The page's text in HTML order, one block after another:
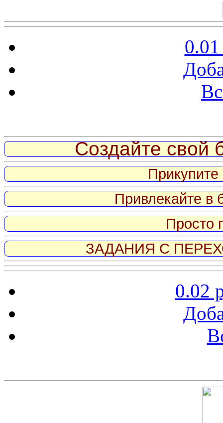
Создайте свой
Привлекайте в
Просто
ЗАДАНИЯ С
0.02